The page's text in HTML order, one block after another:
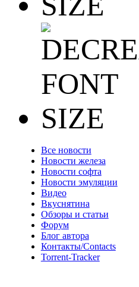
Все новости
Новости железа
Новости софта
Новости эмуляции
Видео
Вкуснятина
Обзоры и статьи
Форум
Блог автора
Контакты/Contacts
Torrent-Tracker